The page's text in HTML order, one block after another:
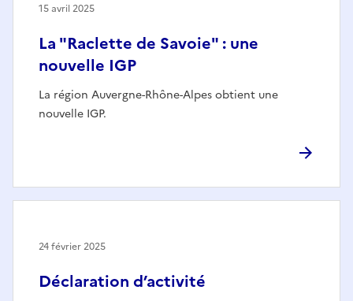
La "Raclette de Savoie" : une
nouvelle IGP
La région Auvergne-Rhône-Alpes obtient une
nouvelle IGP.
15 avril 2025
Déclaration d’activité
24 février 2025